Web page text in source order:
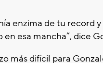
enzima de tu record
esa mancha”, dice
más difícil para